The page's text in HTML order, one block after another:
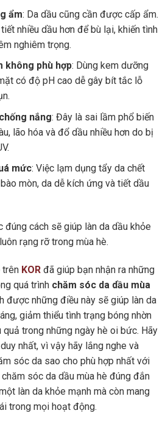
ẩm: Da dầu cũng cần được cấp ẩm.
nhiều dầu hơn để bù lại, khiến tình
nghiêm trọng.
không phù hợp: Dùng kem dưỡng
có độ pH cao dễ gây bít tắc lỗ
nắng: Đây là sai lầm phổ biến
lão hóa và đổ dầu nhiều hơn do bị
mức: Việc lạm dụng tẩy da chết
mòn, da dễ kích ứng và tiết dầu
đúng cách sẽ giúp làn da dầu khỏe
rạng rỡ trong mùa hè.
trên KOR đã giúp bạn nhận ra những
quá trình chăm sóc da dầu mùa
được những điều này sẽ giúp làn da
giảm thiểu tình trạng bóng nhờn
quả trong những ngày hè oi bức. Hãy
nhất, vì vậy hãy lắng nghe và
sóc da sao cho phù hợp nhất với
sóc da dầu mùa hè đúng đắn
làn da khỏe mạnh mà còn mang
trong mọi hoạt động.